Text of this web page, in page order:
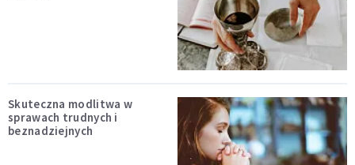
Skuteczna modlitwa w
sprawach trudnych i
beznadziejnych